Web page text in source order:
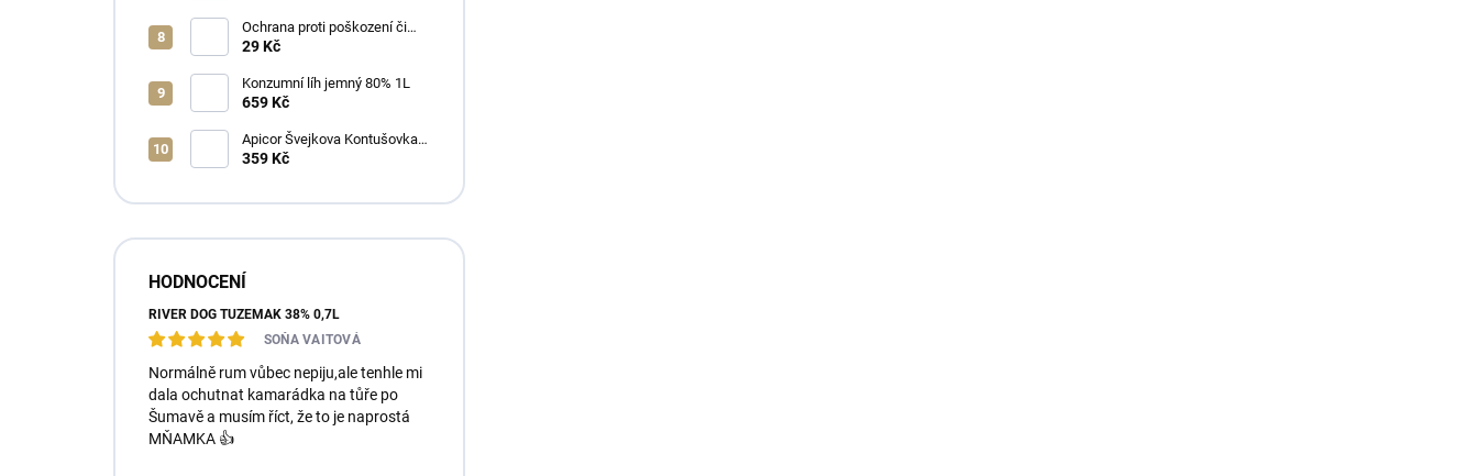
Ochrana proti poškození či
ztrátě
29 Kč
Konzumní líh jemný 80% 1L
659 Kč
Apicor Švejkova Kontušovka
40% 0,5L
359 Kč
HODNOCENÍ
RIVER DOG TUZEMÁK 38% 0,7L
SOŇA VAITOVÁ
Normálně rum vůbec nepiju,ale tenhle mi
dala ochutnat kamarádka na tůře po
Šumavě a musím říct, že to je naprostá
MŇAMKA 👍